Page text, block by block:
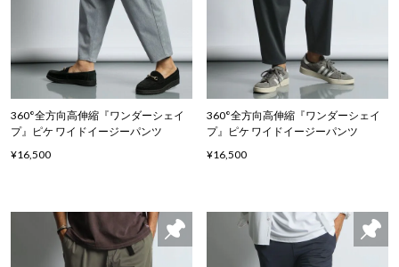
360°全方向高伸縮『ワンダーシェイ
プ』ピケ ワイドイージーパンツ
¥16,500
360°全方向高伸縮『ワンダーシェイ
プ』ピケ ワイドイージーパンツ
¥16,500